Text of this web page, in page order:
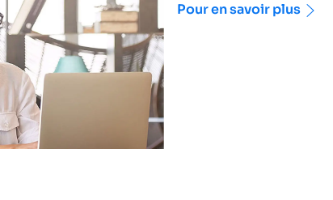
Pour en savoir plus